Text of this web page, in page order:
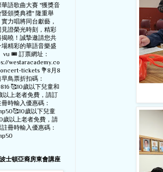
華語歌曲大賽 "獲獎音
暨頒獎典禮" 隆重舉
力唱將同台獻藝，
見證榮光時刻，精彩
揭曉！誠摯邀請您共
場精彩的華語音樂盛
vu 🎟️ 訂票網址：
westaracademy.co
tickets 💐8月8
早鳥票折扣碼：
🥰10歲以下兒童和
以上老者免費，請訂
時輸入優惠碼：
歲以下兒童
歲以上老者免費，請
冊時輸入優惠碼：
士頓亞裔房東會講座